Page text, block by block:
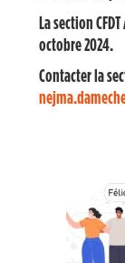
La section
octobre 2024.
Contacter la